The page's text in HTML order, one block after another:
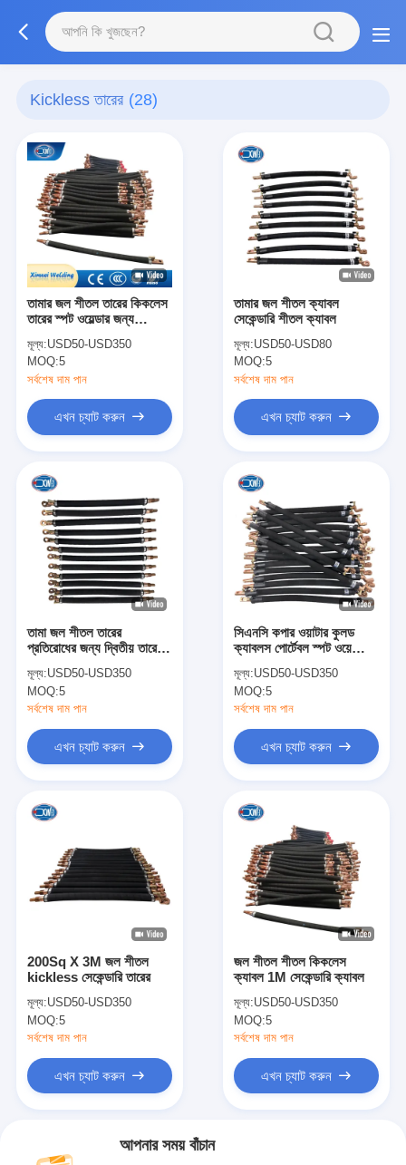
Kickless তারের (28)
তামার জল শীতল তারের কিকলেস
তারের স্পট ওয়েল্ডার জন্য
মূল্য:USD50-USD350
MOQ:5
সর্বশেষ দাম পান
এখন চ্যাট করুন
তামার জল শীতল ক্যাবল
সেকেন্ডারি শীতল ক্যাবল
মূল্য:USD50-USD80
MOQ:5
সর্বশেষ দাম পান
এখন চ্যাট করুন
তামা জল শীতল তারের
প্রতিরোধের জন্য দ্বিতীয় তারের
মূল্য:USD50-USD350
MOQ:5
সর্বশেষ দাম পান
এখন চ্যাট করুন
সিএনসি কপার ওয়াটার কুলড
ক্যাবলস পোর্টেবল স্পট ওয়েল্ডিং
মূল্য:USD50-USD350
MOQ:5
সর্বশেষ দাম পান
এখন চ্যাট করুন
200Sq X 3M জল শীতল
kickless সেকেন্ডারি তারের
মূল্য:USD50-USD350
MOQ:5
সর্বশেষ দাম পান
এখন চ্যাট করুন
জল শীতল শীতল কিকলেস
ক্যাবল 1M সেকেন্ডারি ক্যাবল
মূল্য:USD50-USD350
MOQ:5
সর্বশেষ দাম পান
এখন চ্যাট করুন
আপনার সময় বাঁচান